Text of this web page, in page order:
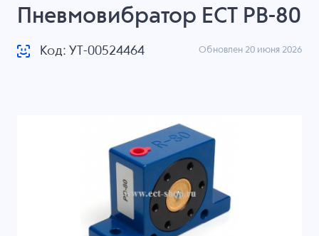
Пневмовибратор ECT РВ-80
Код: УТ-00524464 Обновлен 20 июня 2026